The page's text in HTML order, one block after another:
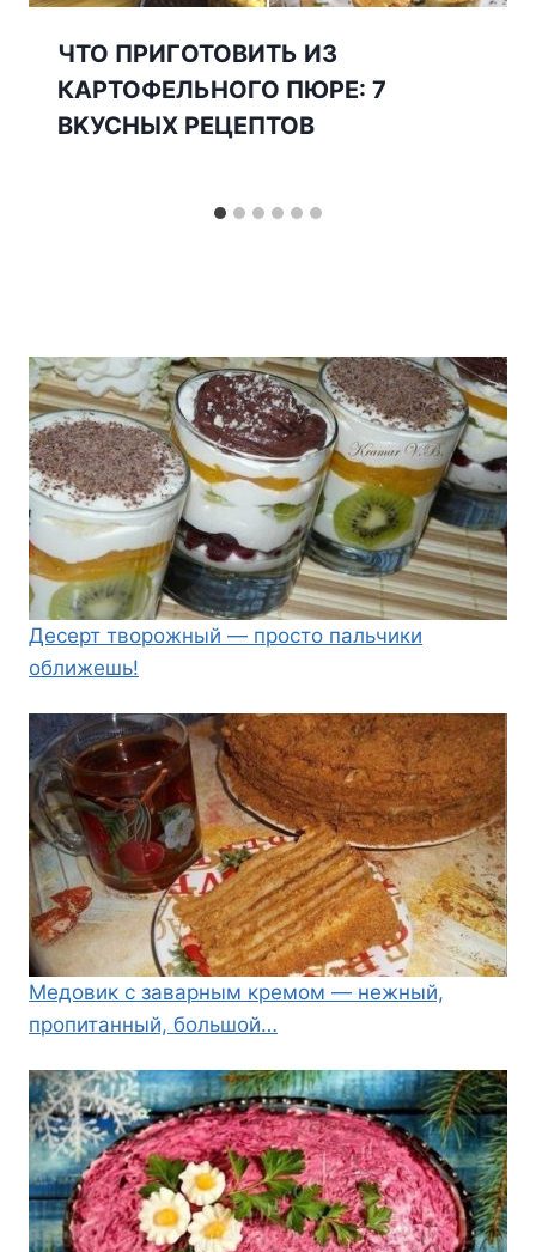
ЧTO ПPИГOTOBИTЬ ИЗ
КАРТОФЕЛЬНОГО ПЮРЕ: 7
BKУСНЫX PЕЦЕПTOB
Десерт творожный — просто пальчики
оближешь!
Медовик с заварным кремом — нежный,
пропитанный, большой…